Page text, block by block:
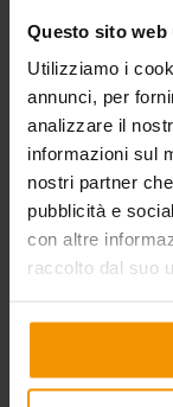
Questo sito
Utilizziamo i
annunci, per
analizzare il
informazioni sul
nostri partner
pubblicità e
con altre
raccolto dal suo
Isolare il soffitto
cantine,
fondamentale
comfort termico
locali
considerare
importanza